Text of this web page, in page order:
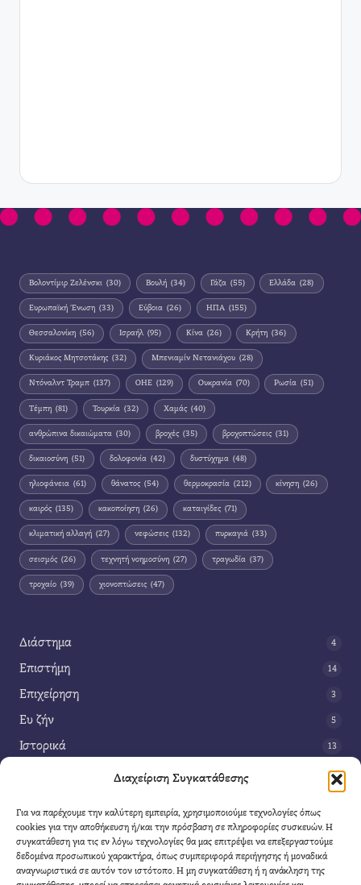
Διαχείριση Συγκατάθεσης
Για να παρέχουμε την καλύτερη εμπειρία, χρησιμοποιούμε τεχνολογίες όπως
cookies για την αποθήκευση ή/και την πρόσβαση σε πληροφορίες συσκευών. Η
συγκατάθεση για τις εν λόγω τεχνολογίες θα μας επιτρέψει να επεξεργαστούμε
δεδομένα προσωπικού χαρακτήρα, όπως συμπεριφορά περιήγησης ή μοναδικά
αναγνωριστικά σε αυτόν τον ιστότοπο. Η μη συγκατάθεση ή η ανάκληση της
Βολοντίμιρ Ζελένσκι (30) Βουλή (34) Γάζα (55) Ελλάδα (28)
Ευρωπαϊκή Ένωση (33) Εύβοια (26) ΗΠΑ (155)
Θεσσαλονίκη (56) Ισραήλ (95) Κίνα (26) Κρήτη (36)
Κυριάκος Μητσοτάκης (32) Μπενιαμίν Νετανιάχου (28)
Ντόναλντ Τραμπ (137) ΟΗΕ (129) Ουκρανία (70) Ρωσία (51)
Τέμπη (81) Τουρκία (32) Χαμάς (40)
ανθρώπινα δικαιώματα (30) βροχές (35) βροχοπτώσεις (31)
δικαιοσύνη (51) δολοφονία (42) δυστύχημα (48)
ηλιοφάνεια (61) θάνατος (54) θερμοκρασία (212) κίνηση (26)
καιρός (135) κακοποίηση (26) καταιγίδες (71)
κλιματική αλλαγή (27) νεφώσεις (132) πυρκαγιά (33)
σεισμός (26) τεχνητή νοημοσύνη (27) τραγωδία (37)
τροχαίο (39) χιονοπτώσεις (47)
Διάστημα 4
Επιστήμη 14
Επιχείρηση 3
Ευ ζήν 5
Ιστορικά 13
42
Τέχνη 3
Τεχνολογία
Υγεία